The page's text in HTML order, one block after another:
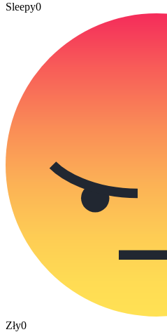
Sleepy0
Zły0